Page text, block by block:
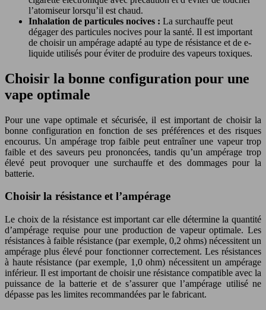
l’atomiseur lorsqu’il est chaud.
Inhalation de particules nocives : La surchauffe peut
dégager des particules nocives pour la santé. Il est important
de choisir un ampérage adapté au type de résistance et de e-
liquide utilisés pour éviter de produire des vapeurs toxiques.
Choisir la bonne configuration pour une
vape optimale
Pour une vape optimale et sécurisée, il est important de choisir la
bonne configuration en fonction de ses préférences et des risques
encourus. Un ampérage trop faible peut entraîner une vapeur trop
faible et des saveurs peu prononcées, tandis qu’un ampérage trop
élevé peut provoquer une surchauffe et des dommages pour la
batterie.
Choisir la résistance et l’ampérage
Le choix de la résistance est important car elle détermine la quantité
d’ampérage requise pour une production de vapeur optimale. Les
résistances à faible résistance (par exemple, 0,2 ohms) nécessitent un
ampérage plus élevé pour fonctionner correctement. Les résistances
à haute résistance (par exemple, 1,0 ohm) nécessitent un ampérage
inférieur. Il est important de choisir une résistance compatible avec la
puissance de la batterie et de s’assurer que l’ampérage utilisé ne
dépasse pas les limites recommandées par le fabricant.